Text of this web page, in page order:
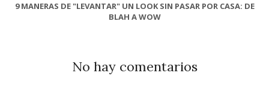
9 MANERAS DE "LEVANTAR" UN LOOK SIN PASAR POR CASA: DE
BLAH A WOW
No hay comentarios